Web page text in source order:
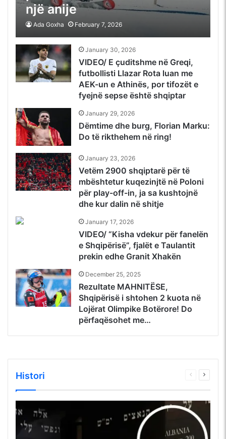
një anije
Ada Goxha February 7, 2026
January 30, 2026
VIDEO/ E çuditshme në Greqi,
futbollisti Llazar Rota luan me
AEK-un e Athinës, por tifozët e
fyejnë sepse është shqiptar
January 29, 2026
Dëmtime dhe burg, Florian Marku:
Do të rikthehem në ring!
January 23, 2026
Vetëm 2900 shqiptarë për të
mbështetur kuqezinjtë në Poloni
për play-off-in, ja sa kushtojnë
dhe kur dalin në shitje
January 17, 2026
VIDEO/ “Kisha vdekur për fanelën
e Shqipërisë”, fjalët e Taulantit
prekin edhe Granit Xhakën
December 25, 2025
Rezultate MAHNITËSE,
Shqipërisë i shtohen 2 kuota në
Lojërat Olimpike Botërore! Do
përfaqësohet me…
Histori
Faqja